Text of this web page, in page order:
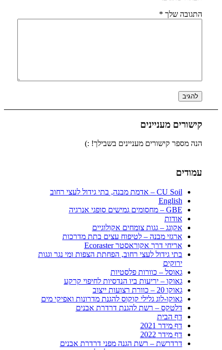
התגובה שלך *
קישורים מעניינים
הנה מספר קישורים מעניינים בשבילך! :)
עמודים
CU Soil – אדמת מבנה, בתי גידול לעצי רחוב
English
GBE – מחסומים גמישים סופגי אנרגיה
אודות
אקוגג – גגות צומחים אקולוגיים
ארגזי מבנה – לטיפוח עצים בתת מדרכות
אריחי דרך אקוראסטר Ecoraster
בתי גידול לעצי רחוב, הפחתת הצפות ומי נגר וגגות
ירוקים
גאוסל – כוורות פלסטיות
גאוקו – יריעות ביו הנדסיות לחיפוי קרקע
גאוקו 20 – כוורת רצועות ייצוב
גאוקו-לוג גלילי קוקוס להגנת מדרונות ואפיקי מים
דלטקס – רשת להגנת דרדרת אבנים
דף הבית
דף מידר 2021
דף מידר 2022
דרדרשת – רשת הגנה מפני דרדרת אבנים